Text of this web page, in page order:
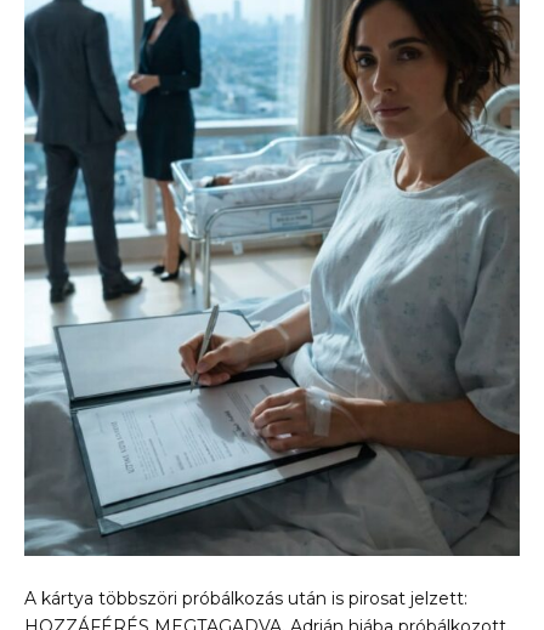
A kártya többszöri próbálkozás után is pirosat jelzett: